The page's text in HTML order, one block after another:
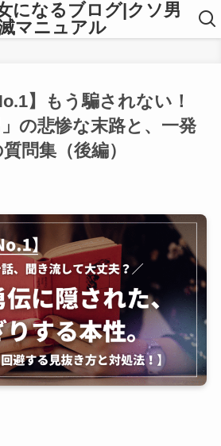
になるブログ|クソ男
マニュアル
】もう騙されない！
」の悲惨な末路と、一発
問集（後編）